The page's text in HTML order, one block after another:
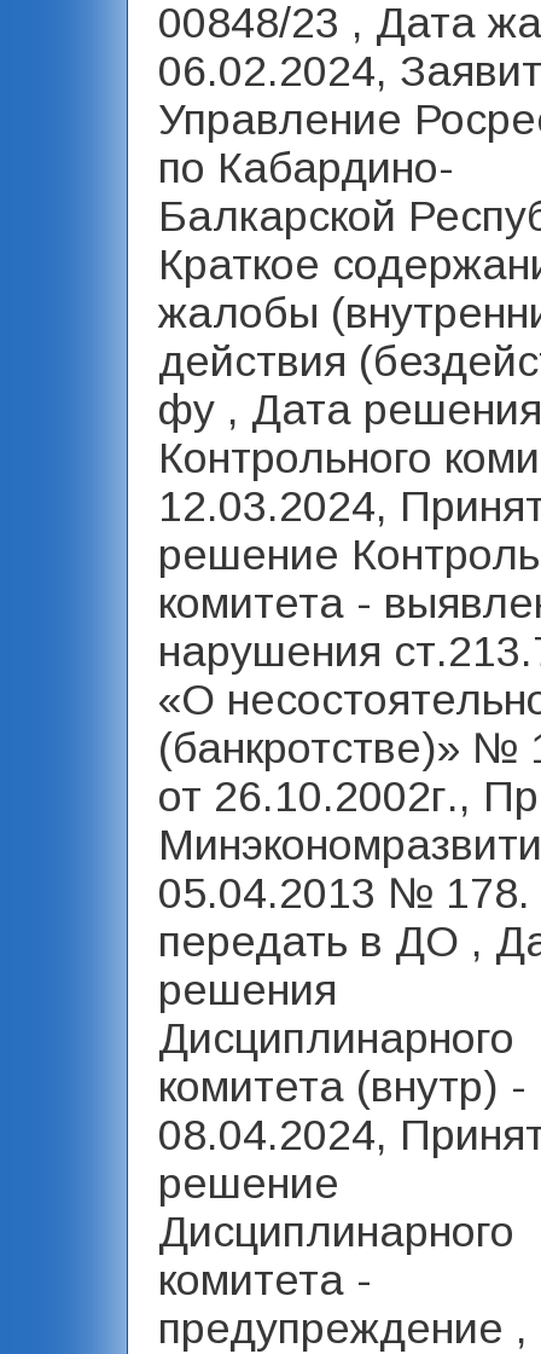
00848/23 , Дата
06.02.2024,
Управление
по Кабардино-
Балкарской
Краткое
жалобы
действия
фу , Дата решения
Контрольного
12.03.2024,
решение
комитета -
нарушения
«О
(банкротстве)» №
от 26.10.2002г.,
05.04.2013 № 178.
передать в ДО ,
решения
Дисциплинарного
комитета (внутр) -
08.04.2024,
решение
Дисциплинарного
комитета -
предупреждение ,